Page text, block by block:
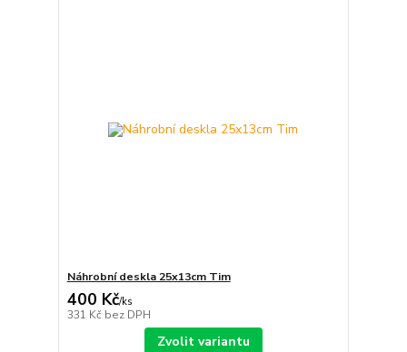
Náhrobní deskla 25x13cm Tim
400 Kč/ks
331 Kč bez DPH
Zvolit variantu